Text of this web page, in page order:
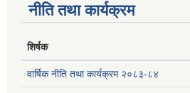
नीति तथा कार्यक्रम
शिर्षक
वार्षिक नीति तथा कार्यक्रम २०८३-८४